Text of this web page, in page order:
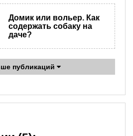
Домик или вольер. Как
содержать собаку на
даче?
публикаций